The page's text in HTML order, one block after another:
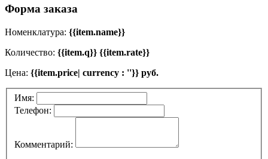
Форма заказа
Номенклатура: {{item.name}}
Количество: {{item.q}} {{item.rate}}
Цена: {{item.price| currency : ''}} руб.
Имя:
Телефон:
Комментарий: